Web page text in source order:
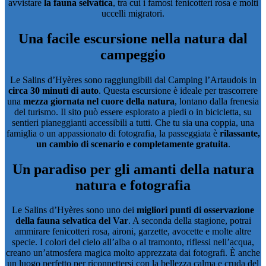
avvistare la fauna selvatica, tra cui i famosi fenicotteri rosa e molti
uccelli migratori.
Una facile escursione nella natura dal
campeggio
Le Salins d’Hyères sono raggiungibili dal Camping l’Artaudois in
circa 30 minuti di auto. Questa escursione è ideale per trascorrere
una mezza giornata nel cuore della natura, lontano dalla frenesia
del turismo. Il sito può essere esplorato a piedi o in bicicletta, su
sentieri pianeggianti accessibili a tutti. Che tu sia una coppia, una
famiglia o un appassionato di fotografia, la passeggiata è rilassante,
un cambio di scenario e completamente gratuita.
Un paradiso per gli amanti della natura
natura e fotografia
Le Salins d’Hyères sono uno dei migliori punti di osservazione
della fauna selvatica del Var. A seconda della stagione, potrai
ammirare fenicotteri rosa, aironi, garzette, avocette e molte altre
specie. I colori del cielo all’alba o al tramonto, riflessi nell’acqua,
creano un’atmosfera magica molto apprezzata dai fotografi. È anche
un luogo perfetto per riconnettersi con la bellezza calma e cruda del